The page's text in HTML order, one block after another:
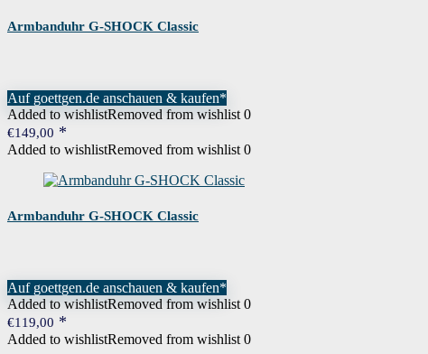
Armbanduhr G-SHOCK Classic
Auf goettgen.de anschauen & kaufen*
Added to wishlistRemoved from wishlist 0
€149,00
Added to wishlistRemoved from wishlist 0
Armbanduhr G-SHOCK Classic
Auf goettgen.de anschauen & kaufen*
Added to wishlistRemoved from wishlist 0
€119,00
Added to wishlistRemoved from wishlist 0